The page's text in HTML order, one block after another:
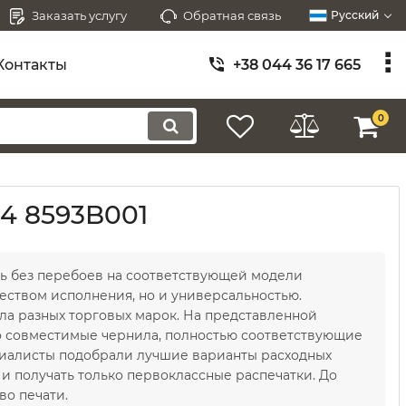
Заказать услугу Обратная связь Русский
+38 044 36 17 665
0
8593B001
без перебоев на соответствующей модели
исполнения, но и универсальностью.
разных торговых марок. На представленной
чернила, полностью соответствующие
подобрали лучшие варианты расходных
получать только первоклассные распечатки. До
печати.